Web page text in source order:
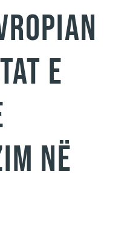
e
në